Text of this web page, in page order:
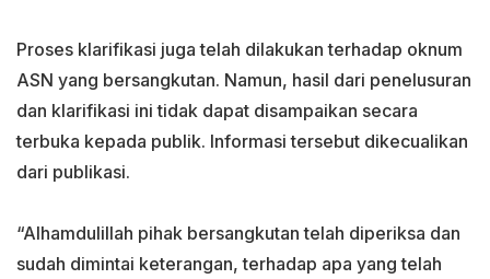
Proses klarifikasi juga telah dilakukan terhadap oknum
ASN yang bersangkutan. Namun, hasil dari penelusuran
dan klarifikasi ini tidak dapat disampaikan secara
terbuka kepada publik. Informasi tersebut dikecualikan
dari publikasi.
“Alhamdulillah pihak bersangkutan telah diperiksa dan
sudah dimintai keterangan, terhadap apa yang telah